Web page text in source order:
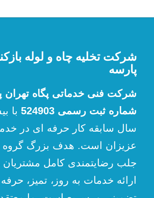
شرکت تخلیه چاه و لوله
پارسه
شرکت فنی خدماتی پگاه تهران
شماره ثبت رسمی 524903
سال سابقه کار حرفه ای در
عزیزان است. هدف بزرگ گروه
جلب رضایتمندی کامل مشتریان
ارائه خدمات به روز، تمیز،